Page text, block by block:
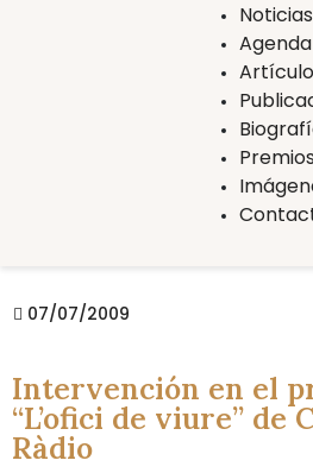
Noticias
Agenda
Premios
07/07/2009
Intervención en el
“L’ofici de viure” de
Ràdio